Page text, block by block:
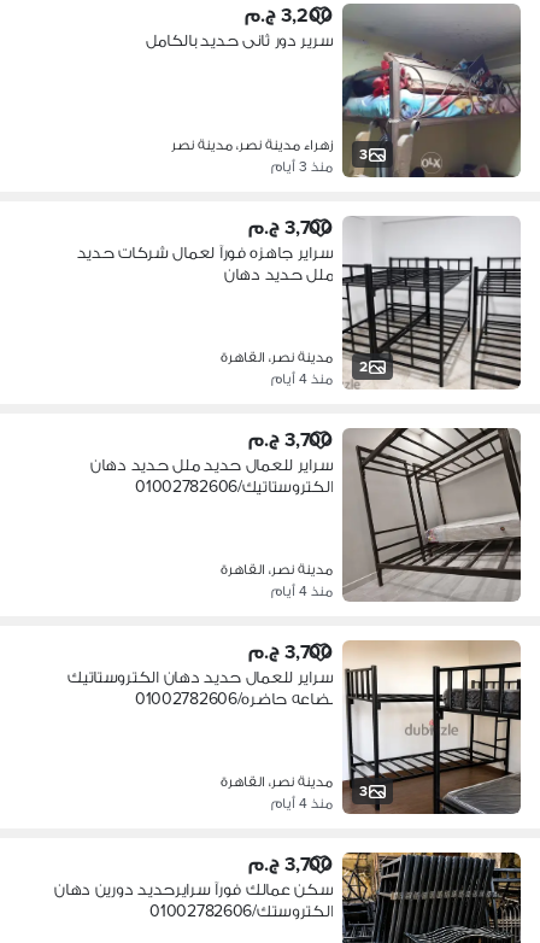
3
3,200 ج.م
سرير دور ثانى حديد بالكامل
زهراء مدينة نصر، مدينة نصر
منذ 3 أيام
2
3,700 ج.م
سراير جاهزه فورآ لعمال شركات حديد
ملل حديد دهان
مدينة نصر، القاهرة
منذ 4 أيام
3,700 ج.م
سراير للعمال حديد ملل حديد دهان
الكتروستاتيك/01002782606
مدينة نصر، القاهرة
منذ 4 أيام
3
3,700 ج.م
سراير للعمال حديد دهان الكتروستاتيك
بضاعه حاضره/01002782606
مدينة نصر، القاهرة
منذ 4 أيام
3,700 ج.م
سكن عمالك فورآ سرايرحديد دورين دهان
الكتروستك/01002782606